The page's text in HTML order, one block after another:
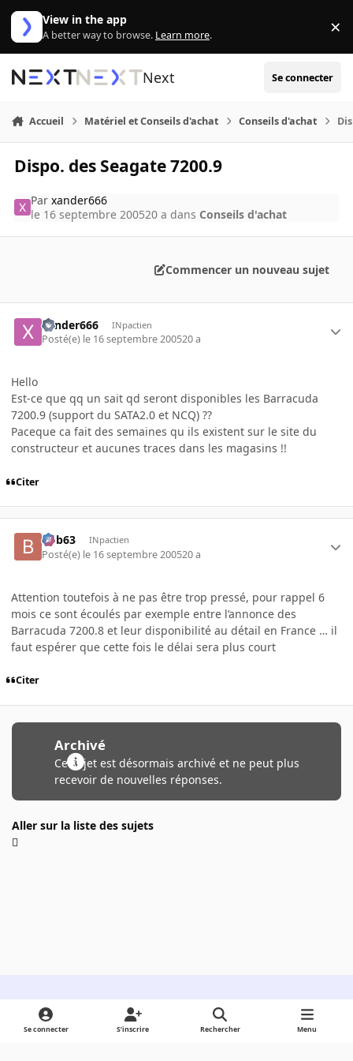
Aller au contenu
View in the app
A better way to browse. Learn more. ×
Next Se connecter
Accueil Matériel et Conseils d'achat Conseils d'achat
Dispo. des Seagate 7200.9
Parxander666
le 16 septembre 200520 a dans Conseils d'achat
Commencer un nouveau sujet
xander666 INpactien
Posté(e) le 16 septembre 200520 a
Hello
Est-ce que qq un sait qd seront disponibles les Barracuda
7200.9 (support du SATA2.0 et NCQ) ??
Paceque ca fait des semaines qu ils existent sur le site du
constructeur et aucunes traces dans les magasins !!
Citer
bob63 INpactien
Posté(e) le 16 septembre 200520 a
Attention toutefois à ne pas être trop pressé, pour rappel 6
mois ce sont écoulés par exemple entre l’annonce des
Barracuda 7200.8 et leur disponibilité au détail en France … il
faut espérer que cette fois le délai sera plus court
Citer
Archivé
Ce sujet est désormais archivé et ne peut plus
recevoir de nouvelles réponses.
Aller sur la liste des sujets
Light ModeDark ModeSystem Preference
Se connecter S’inscrire Rechercher Menu